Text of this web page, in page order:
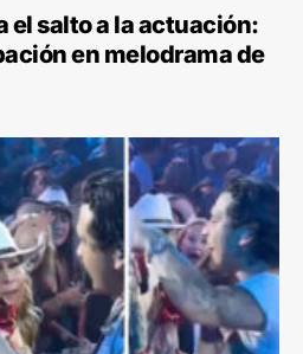
el salto a la actuación:
en melodrama de